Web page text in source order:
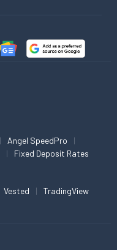
Angel SpeedPro
Fixed Deposit Rates
Vested TradingView